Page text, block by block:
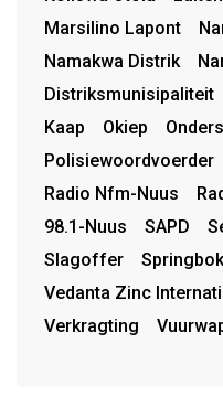
Marsilino Lapont
Namakwa Distrik
Distriksmunisipaliteit
Kaap
Okiep
Polisiewoordvoerder
Radio Nfm-Nuus
98.1-Nuus
SAPD
Slagoffer
Springbok
Vedanta Zinc
Verkragting